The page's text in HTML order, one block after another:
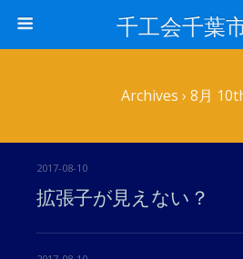
千工会千葉
Archives › 8月
2017-08-10
拡張子が見えない？